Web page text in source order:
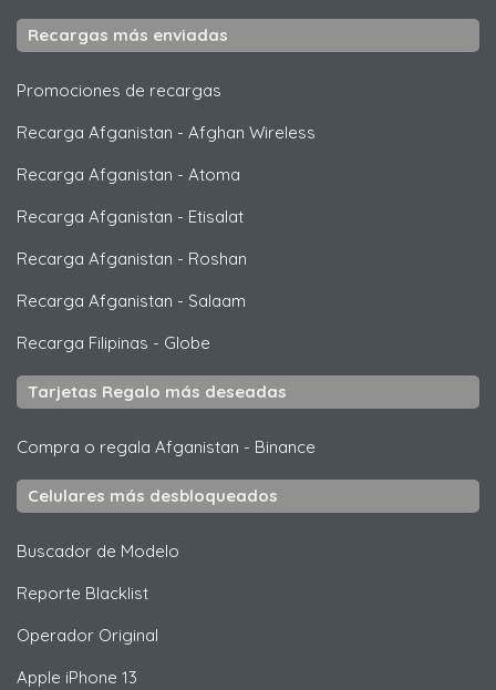
Recargas más enviadas
Promociones de recargas
Recarga Afganistan - Afghan Wireless
Recarga Afganistan - Atoma
Recarga Afganistan - Etisalat
Recarga Afganistan - Roshan
Recarga Afganistan - Salaam
Recarga Filipinas - Globe
Tarjetas Regalo más deseadas
Compra o regala Afganistan - Binance
Celulares más desbloqueados
Buscador de Modelo
Reporte Blacklist
Operador Original
Apple iPhone 13